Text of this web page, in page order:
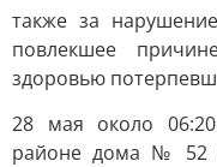
также за
повлекшее
здоровью
28 мая около
районе дома № 52